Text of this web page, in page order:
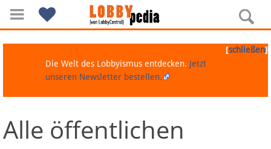
Navigation
[schließen]
Die Welt des Lobbyismus entdecken. Jetzt
unseren Newsletter bestellen.
Alle öffentlichen